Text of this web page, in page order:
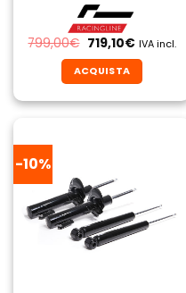
799,00€ Il
prezzo
originale
era:
799,00€.
719,10€Il
attuale
è:
719,10€.
IVA incl.
ACQUISTA
-10%